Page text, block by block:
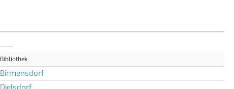
Bibliothek
Birmensdorf